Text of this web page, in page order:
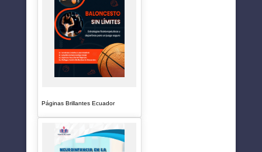
Páginas Brillantes Ecuador